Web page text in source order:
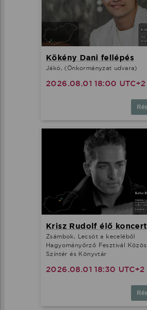
Kökény Dani fellépés
Jákó, (Önkormányzat udvara)
2026.08.01 18:00 UTC+2
Krisz Rudolf élő koncert
Zsámbok, Lecsót a keceléből
Hagyományőrző Fesztivál
Színtér és Könyvtár
2026.08.01 18:30 UTC+2